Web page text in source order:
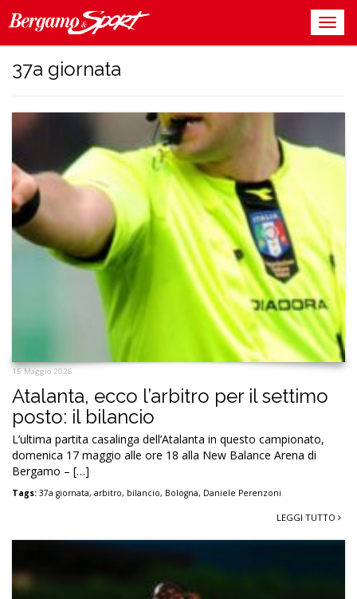
37a giornata
15 Maggio 2026
Atalanta, ecco l’arbitro per il settimo
posto: il bilancio
L’ultima partita casalinga dell’Atalanta in questo campionato,
domenica 17 maggio alle ore 18 alla New Balance Arena di
Bergamo – […]
Tags: 37a giornata, arbitro, bilancio, Bologna, Daniele Perenzoni
LEGGI TUTTO